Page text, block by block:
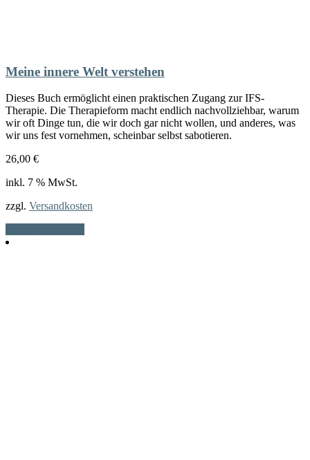
Meine innere Welt verstehen
Dieses Buch ermöglicht einen praktischen Zugang zur IFS-
Therapie. Die Therapieform macht endlich nachvollziehbar, warum
wir oft Dinge tun, die wir doch gar nicht wollen, und anderes, was
wir uns fest vornehmen, scheinbar selbst sabotieren.
26,00 €
inkl. 7 % MwSt.
zzgl. Versandkosten